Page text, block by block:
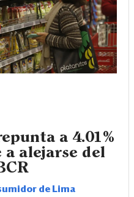
a 4.01%
a alejarse del
de Lima